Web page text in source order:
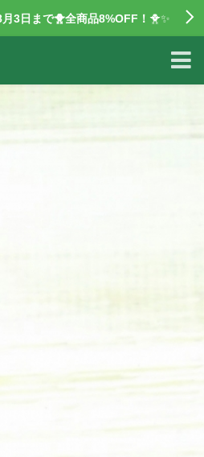
3日まで🐥全商品8%OFF！ 🐥✨